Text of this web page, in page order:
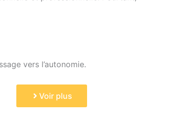
vers l’autonomie.
Voir plus